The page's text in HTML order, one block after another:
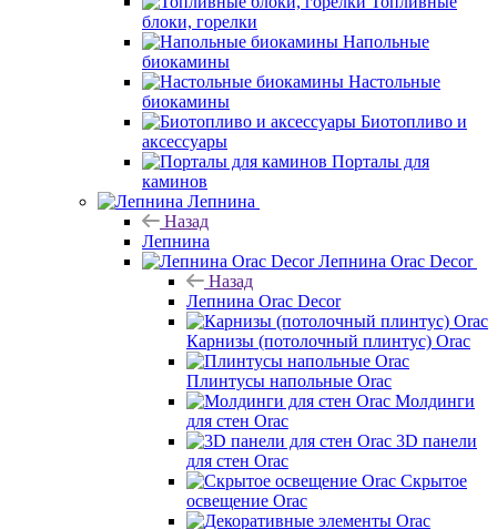
блоки, горелки
Напольные
биокамины
Настольные
биокамины
Биотопливо и
аксессуары
Порталы для
каминов
Лепнина
Назад
Лепнина
Лепнина Orac Decor
Назад
Лепнина Orac Decor
Карнизы (потолочный плинтус) Orac
Плинтусы напольные Orac
Молдинги
для стен Orac
3D панели
для стен Orac
Скрытое
освещение Orac